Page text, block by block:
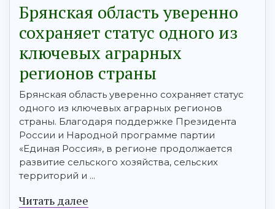
Брянская область уверенно
сохраняет статус одного из
ключевых аграрных
регионов страны
Брянская область уверенно сохраняет статус
одного из ключевых аграрных регионов
страны. Благодаря поддержке Президента
России и Народной программе партии
«Единая Россия», в регионе продолжается
развитие сельского хозяйства, сельских
территорий и ...
Читать далее